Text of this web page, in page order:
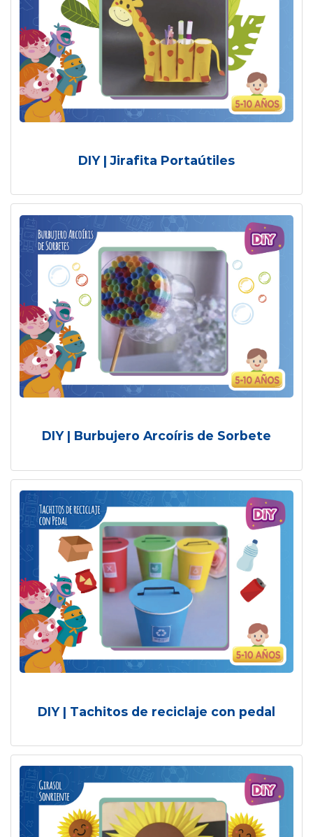
DIY | Jirafita Portaútiles
DIY | Burbujero Arcoíris de Sorbete
DIY | Tachitos de reciclaje con pedal